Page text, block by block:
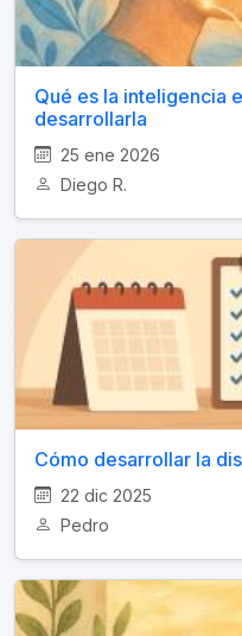
Qué es la inteligencia
desarrollarla
25 ene 2026
Diego R.
Cómo desarrollar la
22 dic 2025
Pedro